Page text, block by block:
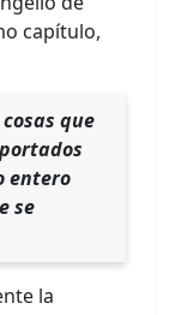
capítulo,
que
entero
se
la